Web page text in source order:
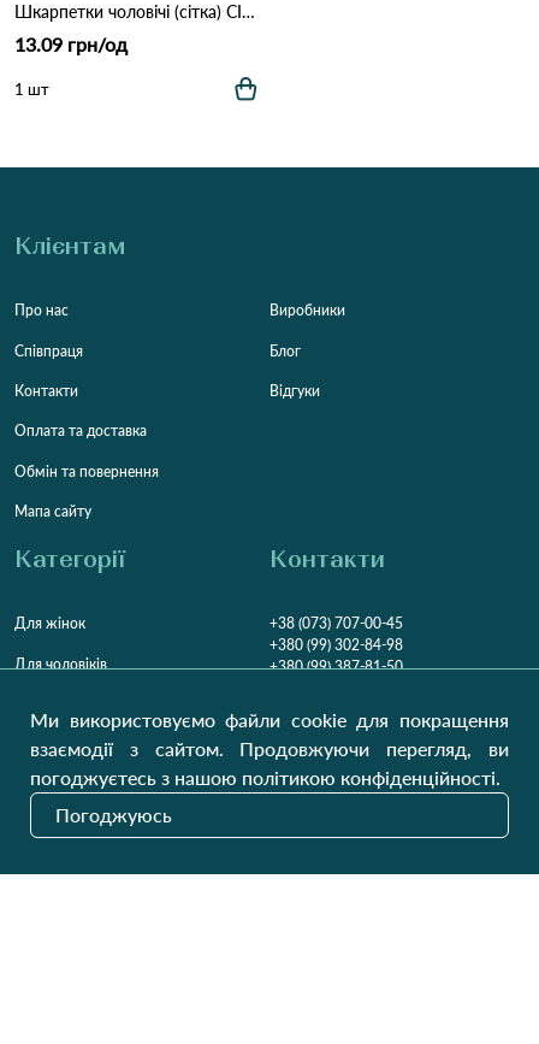
Шкарпетки чоловічі (сітка) СІ 25-27 *3436* Чорний
13.09 грн/од
1 шт
Клієнтам
Про нас
Співпраця
Контакти
Оплата та доставка
Обмін та повернення
Мапа сайту
Виробники
Блог
Відгуки
Категорії
Для жінок
Для чоловіків
Домашній текстиль
Контакти
+38 (073) 707-00-45
+380 (99) 302-84-98
+380 (99) 387-81-50
Пн-Пт9:00 - 16:00
НДВихідний
Наші оновлення
Ми використовуємо файли cookie для покращення
взаємодії з сайтом. Продовжуючи перегляд, ви
погоджуєтесь з нашою політикою конфіденційності.
Погоджуюсь